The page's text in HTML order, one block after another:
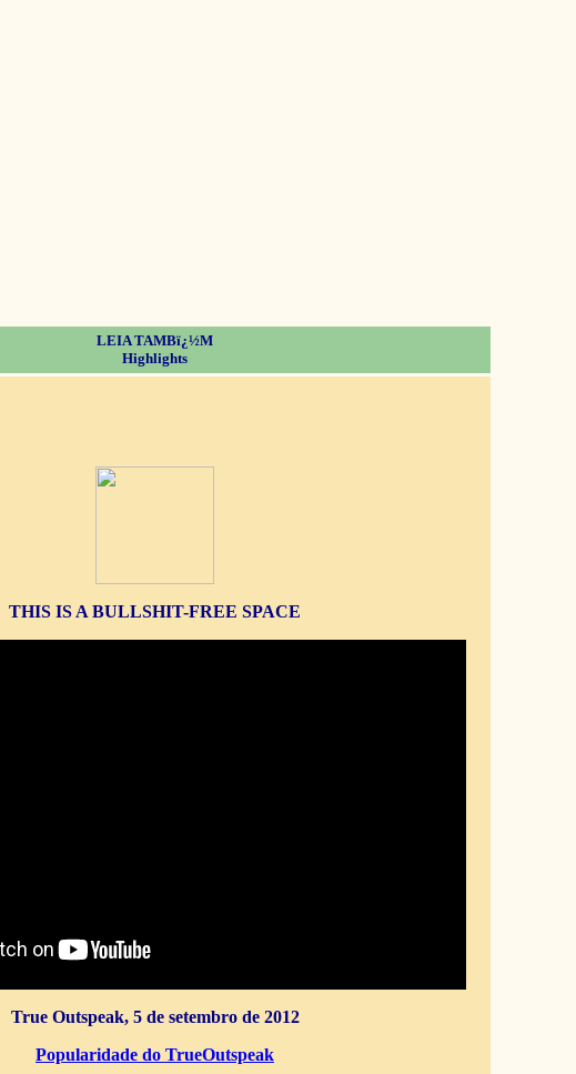
LEIA TAMBï¿½M
Highlights
THIS IS A BULLSHIT-FREE SPACE
True Outspeak, 5 de setembro de 2012
Popularidade do TrueOutspeak